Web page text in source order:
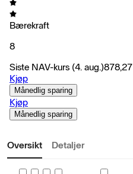
Bærekraft
8
Siste NAV-kurs (4. aug.)878,27
Kjøp
Månedlig sparing
Kjøp
Månedlig sparing
Oversikt Detaljer